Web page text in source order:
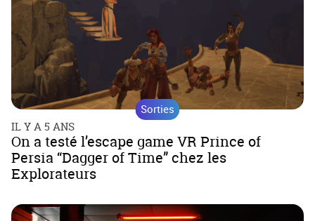
Sorties
IL Y A 5 ANS
On a testé l’escape game VR Prince of
Persia “Dagger of Time” chez les
Explorateurs